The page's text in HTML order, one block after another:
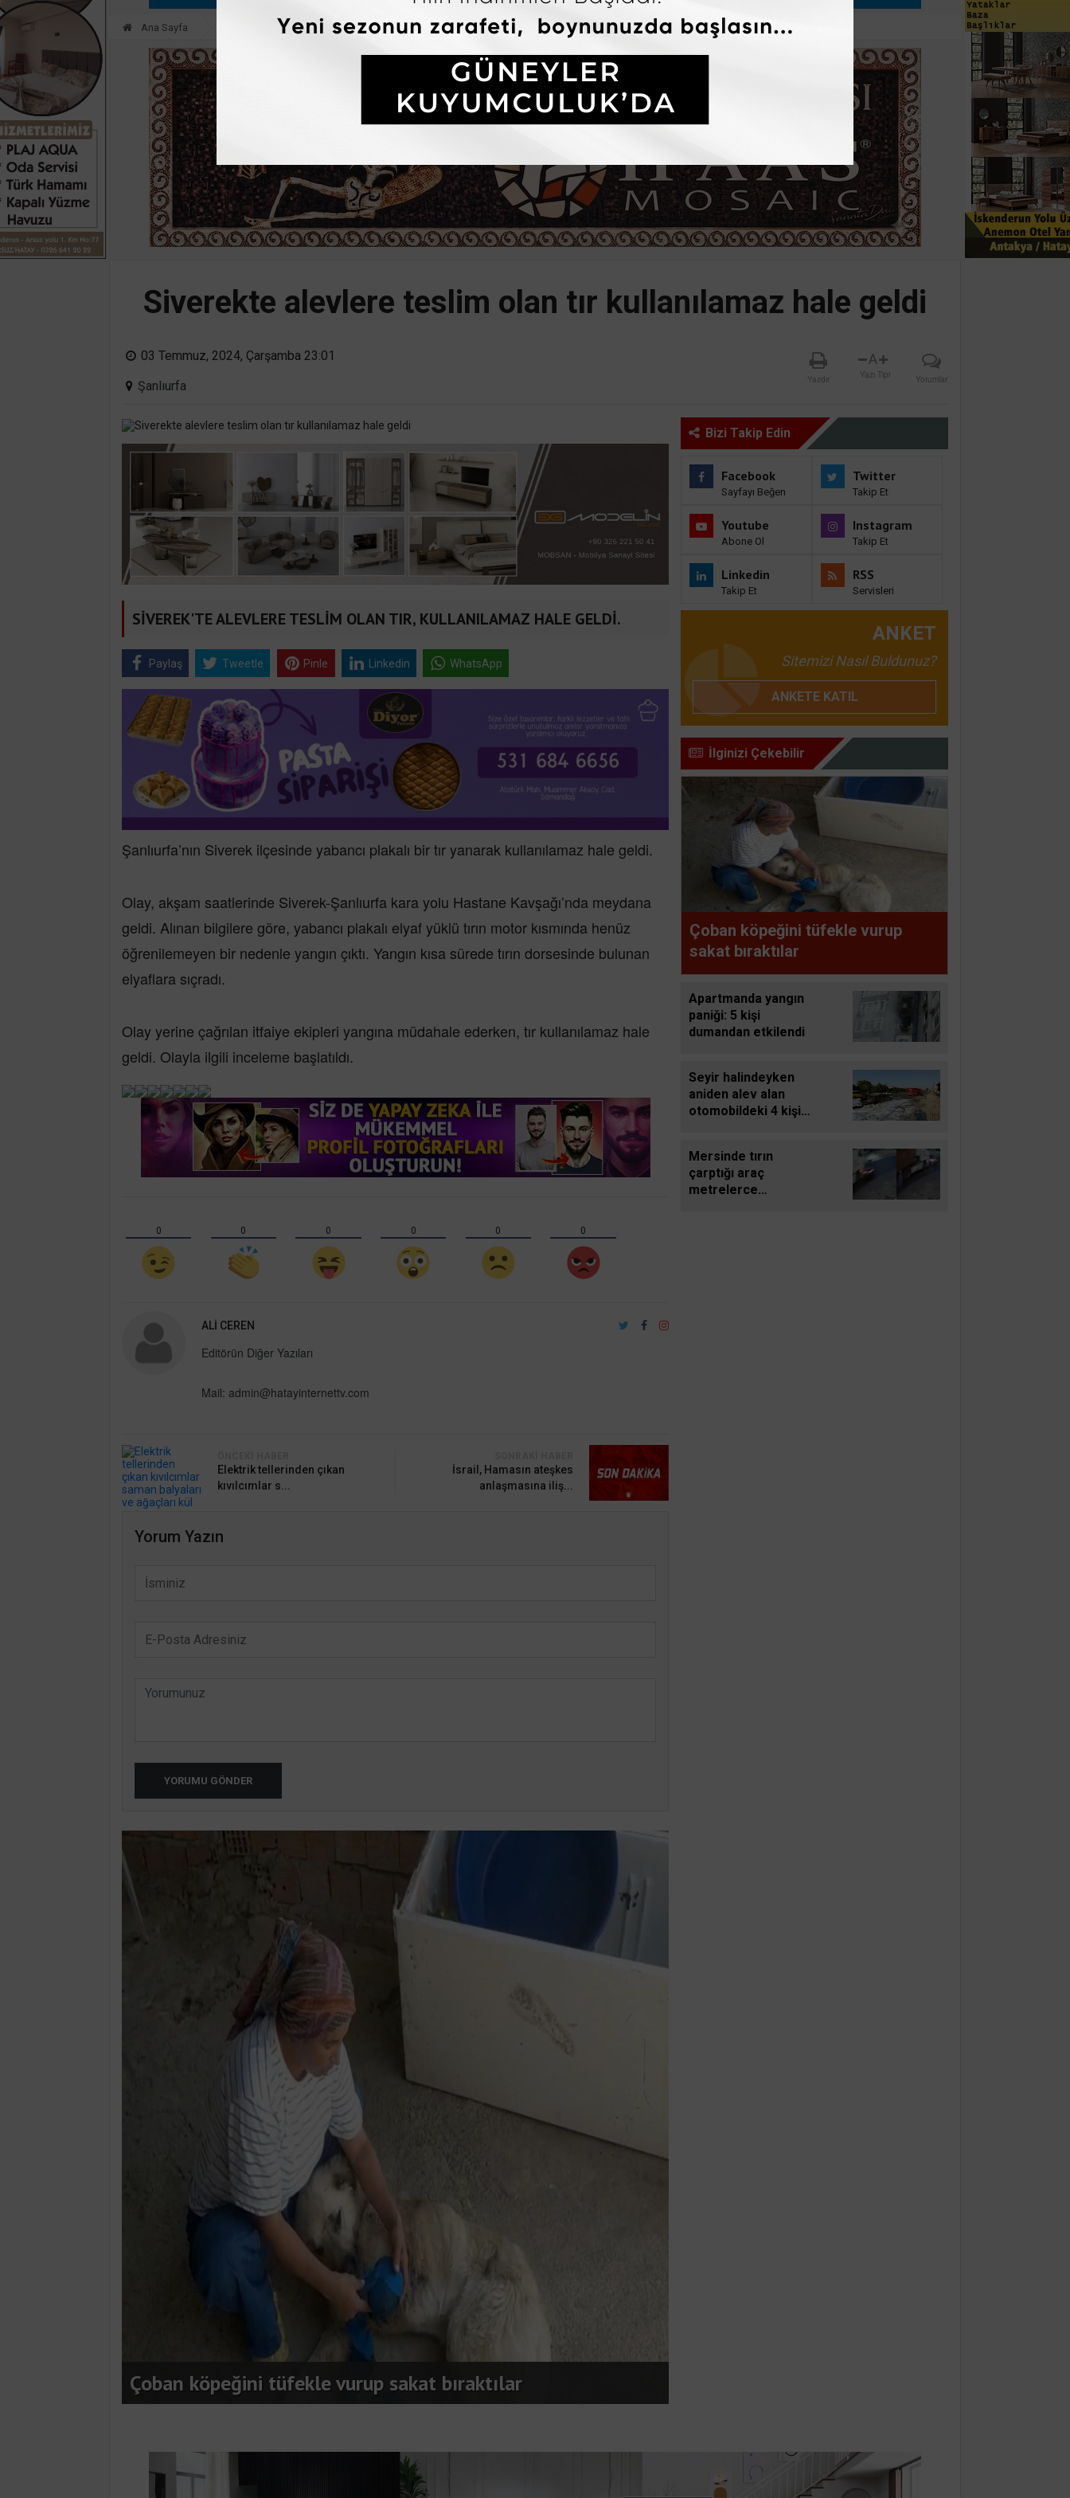
Ana Sayfa
Siverekte alevlere teslim olan tır kullanılamaz hale geldi
03 Temmuz, 2024, Çarşamba 23:01
Şanlıurfa
Yazdır
A
Yazı Tipi Yorumlar
SİVEREK'TE ALEVLERE TESLİM OLAN TIR, KULLANILAMAZ HALE GELDİ.
Paylaş Tweetle Pinle Linkedin WhatsApp
Şanlıurfa’nın Siverek ilçesinde yabancı plakalı bir tır yanarak kullanılamaz hale geldi.
Olay, akşam saatlerinde Siverek-Şanlıurfa kara yolu Hastane Kavşağı’nda meydana
geldi. Alınan bilgilere göre, yabancı plakalı elyaf yüklü tırın motor kısmında henüz
öğrenilemeyen bir nedenle yangın çıktı. Yangın kısa sürede tırın dorsesinde bulunan
elyaflara sıçradı.
Olay yerine çağrılan itfaiye ekipleri yangına müdahale ederken, tır kullanılamaz hale
geldi. Olayla ilgili inceleme başlatıldı.
0 0 0 0 0 0
ALI CEREN
Editörün Diğer Yazıları
Mail: admin@hatayinternettv.com
Elektrik tellerinden çıkan
kıvılcımlar s...
İsrail, Hamasın ateşkes
anlaşmasına iliş...
Yorum Yazın
YORUMU GÖNDER
Apartmanda yangın paniği: 5 kişi dumandan etkilendi
Bizi Takip Edin
Facebook
Sayfayı Beğen
Twitter
Takip Et
Youtube
Abone Ol
Instagram
Takip Et
Linkedin
Takip Et
RSS
Servisleri
ANKET
Sitemizi Nasıl Buldunuz?
ANKETE KATIL
İlginizi Çekebilir
Çoban köpeğini tüfekle vurup
sakat bıraktılar
Apartmanda yangın
paniği: 5 kişi
dumandan etkilendi
Seyir halindeyken
aniden alev alan
otomobildeki 4 kişi
Mersinde tırın
çarptığı araç
metrelerce